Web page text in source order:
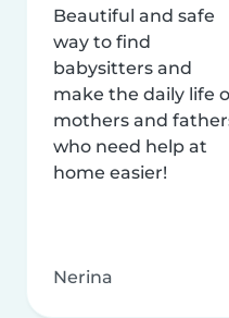
Beautiful and safe
way to find
babysitters and
make the daily life
mothers and
who need help at
home easier!
Nerina